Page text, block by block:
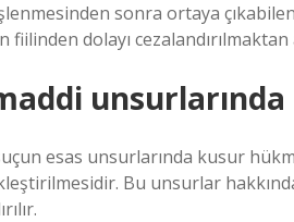
sonra ortaya
fiilinden dolayı
esas unsurlarında kusur
Bu unsurlar